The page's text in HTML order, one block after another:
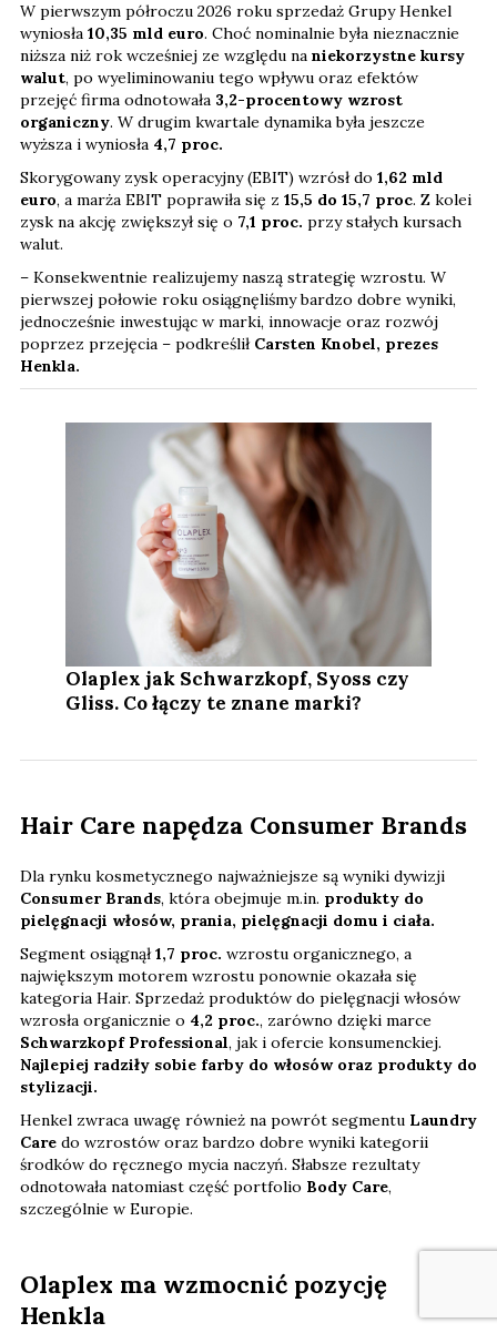
W pierwszym półroczu 2026 roku sprzedaż Grupy Henkel
wyniosła 10,35 mld euro. Choć nominalnie była nieznacznie
niższa niż rok wcześniej ze względu na niekorzystne kursy
walut, po wyeliminowaniu tego wpływu oraz efektów
przejęć firma odnotowała 3,2-procentowy wzrost
organiczny. W drugim kwartale dynamika była jeszcze
wyższa i wyniosła 4,7 proc.
Skorygowany zysk operacyjny (EBIT) wzrósł do 1,62 mld
euro, a marża EBIT poprawiła się z 15,5 do 15,7 proc. Z kolei
zysk na akcję zwiększył się o 7,1 proc. przy stałych kursach
walut.
– Konsekwentnie realizujemy naszą strategię wzrostu. W
pierwszej połowie roku osiągnęliśmy bardzo dobre wyniki,
jednocześnie inwestując w marki, innowacje oraz rozwój
poprzez przejęcia – podkreślił Carsten Knobel, prezes
Henkla.
Olaplex jak Schwarzkopf, Syoss czy
Gliss. Co łączy te znane marki?
Hair Care napędza Consumer Brands
Dla rynku kosmetycznego najważniejsze są wyniki dywizji
Consumer Brands, która obejmuje m.in. produkty do
pielęgnacji włosów, prania, pielęgnacji domu i ciała.
Segment osiągnął1,7 proc. wzrostu organicznego, a
największym motorem wzrostu ponownie okazała się
kategoria Hair. Sprzedaż produktów do pielęgnacji włosów
wzrosła organicznie o 4,2 proc., zarówno dzięki marce
Schwarzkopf Professional, jak i ofercie konsumenckiej.
Najlepiej radziły sobie farby do włosów oraz produkty do
stylizacji.
Henkel zwraca uwagę również na powrót segmentu Laundry
Care do wzrostów oraz bardzo dobre wyniki kategorii
środków do ręcznego mycia naczyń. Słabsze rezultaty
odnotowała natomiast część portfolio Body Care,
szczególnie w Europie.
Olaplex ma wzmocnić pozycję
Henkla